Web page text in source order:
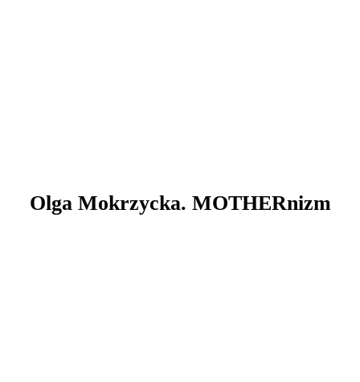
Olga Mokrzycka. MOTHERnizm